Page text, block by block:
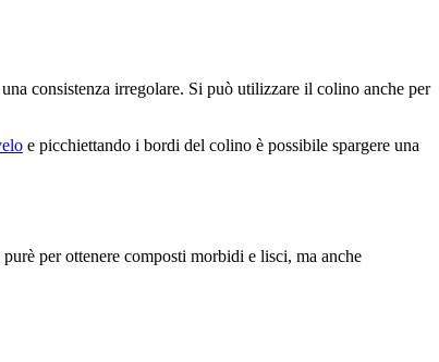
consistenza irregolare. Si può utilizzare il colino anche per
e picchiettando i bordi del colino è possibile spargere una
per ottenere composti morbidi e lisci, ma anche